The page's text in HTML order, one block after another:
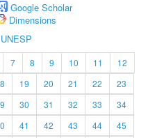
Google Scholar
Dimensions
7 8 9 10 11
12
19 20 21 22
23
30 31 32 33
34
41 42 43 44
45